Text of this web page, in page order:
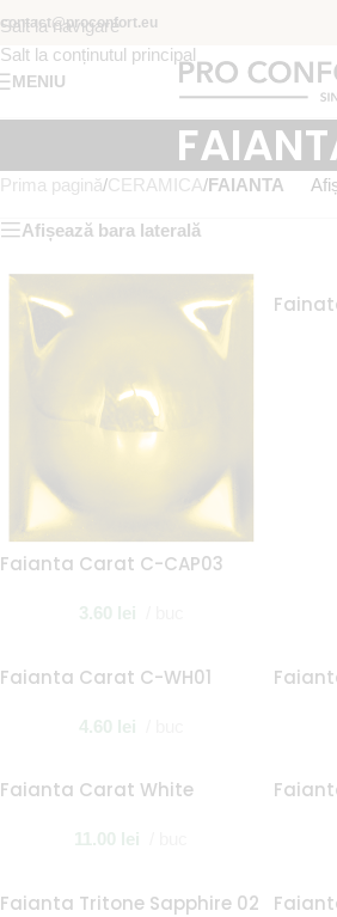
Salt la navigare
Salt la conținutul principal
contact@proconfort.eu
MENIU
Prima pagină/CERAMICA/FAIANTA
Afișează bara laterală
Faianta Carat C-CAP03
3.60 lei
Faianta Carat C-WH01
4.60 lei
Faianta Carat White
11.00 lei
Faianta Tritone Sapphire 02